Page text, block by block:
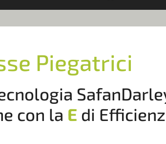
Piegatrici
con la E di